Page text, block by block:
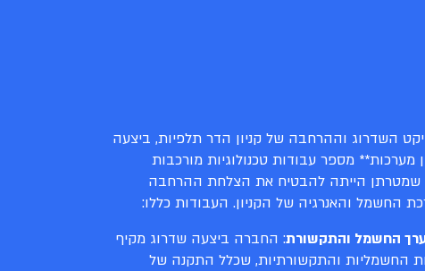
השדרוג וההרחבה של קניון הדר תלפיות, ביצעה
מספר עבודות טכנולוגיות מורכבות
שמטרתן הייתה להבטיח את הצלחת ההרחבה
החשמל והאנרגיה של הקניון. העבודות כללו:
החשמל והתקשורת: החברה ביצעה שדרוג מקיף
החשמליות והתקשורתיות, שכלל התקנה של